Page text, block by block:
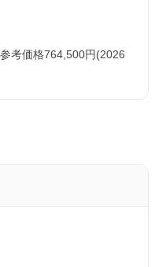
考価格764,500円(2026